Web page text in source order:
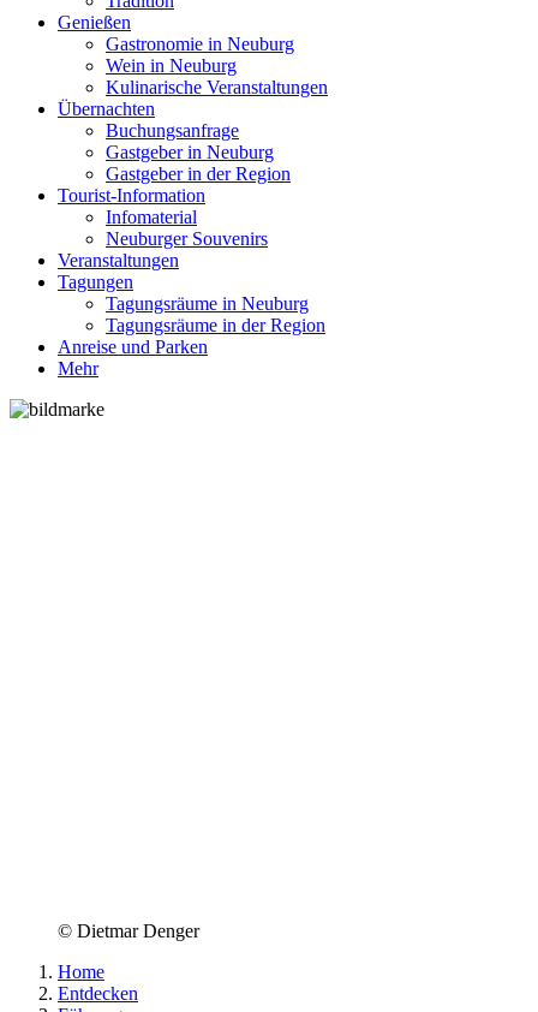
Genießen
Gastronomie in Neuburg
Wein in Neuburg
Kulinarische Veranstaltungen
Übernachten
Buchungsanfrage
Gastgeber in Neuburg
Gastgeber in der Region
Tourist-Information
Infomaterial
Neuburger Souvenirs
Veranstaltungen
Tagungen
Tagungsräume in Neuburg
Tagungsräume in der Region
Anreise und Parken
Mehr
© Dietmar Denger
Home
Entdecken